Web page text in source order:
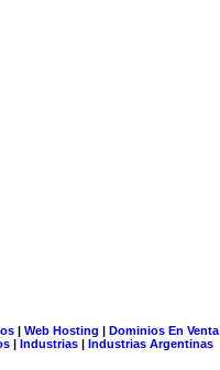
| Web Hosting | Dominios En Venta
| Industrias | Industrias Argentinas